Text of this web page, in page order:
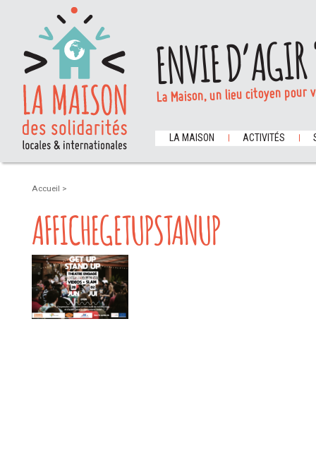
ENVIE
La Maison, un lieu citoyen
LA MAISON ACTIVITÉS
Accueil >
AFFICHEGETUPSTANUP